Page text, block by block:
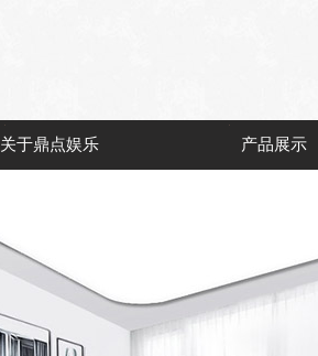
关于鼎点娱乐 产品展示